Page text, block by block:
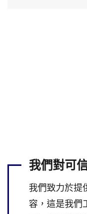
我們對可
我們致力於提
容，這是我們